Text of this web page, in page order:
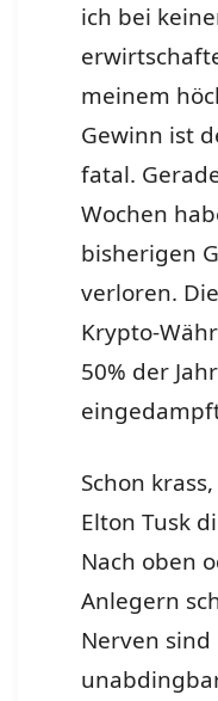
ich bei
meinem
Gewinn ist
fatal.
Wochen
bisherigen
verloren.
Krypto-
50% der
Schon
Elton Tusk
Nach oben
Anlegern
Nerven